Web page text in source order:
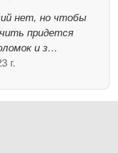
нет, но чтобы
придется
и з…
г.